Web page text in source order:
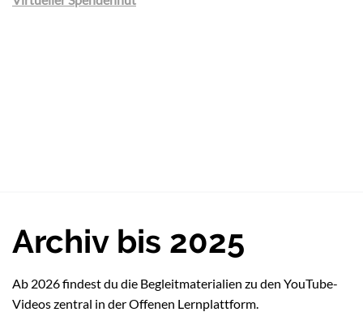
Archiv bis 2025
Ab 2026 findest du die Begleitmaterialien zu den YouTube-
Videos zentral in der Offenen Lernplattform.